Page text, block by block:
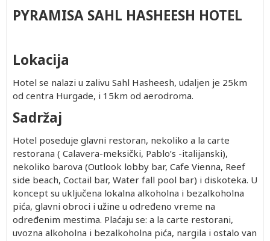
PYRAMISA SAHL HASHEESH HOTEL
Lokacija
Hotel se nalazi u zalivu Sahl Hasheesh, udaljen je 25km
od centra Hurgade, i 15km od aerodroma.
Sadržaj
Hotel poseduje glavni restoran, nekoliko a la carte
restorana ( Calavera-meksički, Pablo’s -italijanski),
nekoliko barova (Outlook lobby bar, Cafe Vienna, Reef
side beach, Coctail bar, Water fall pool bar) i diskoteka. U
koncept su uključena lokalna alkoholna i bezalkoholna
pića, glavni obroci i užine u određeno vreme na
određenim mestima. Plaćaju se: a la carte restorani,
uvozna alkoholna i bezalkoholna pića, nargila i ostalo van